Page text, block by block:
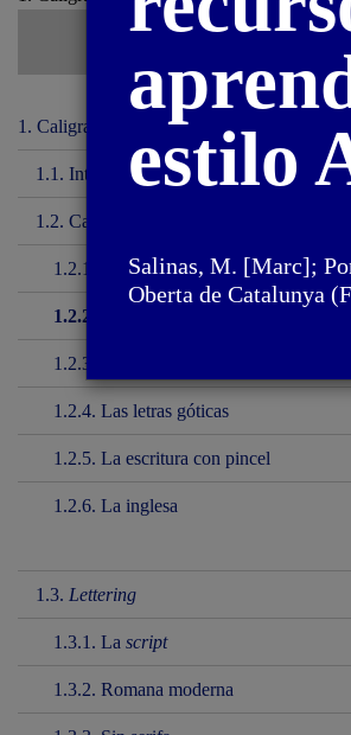
1. Caligrafía y lettering
1.1. Introducción
1.2. Caligrafía
1.2.1. La capital romana
1.2.2. La minúscula carolina
1.2.3. La letra itálica
1.2.4. Las letras góticas
1.2.5. La escritura con pincel
1.2.6. La inglesa
1.3. Lettering
1.3.1. La script
1.3.2. Romana moderna
estilo
Salinas, M. [Marc];
Oberta de Catalunya